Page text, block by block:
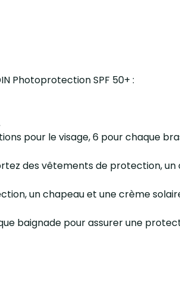
Photoprotection SPF 50+ :
pour le visage, 6 pour chaque
des vêtements de protection,
un chapeau et une crème
baignade pour assurer une